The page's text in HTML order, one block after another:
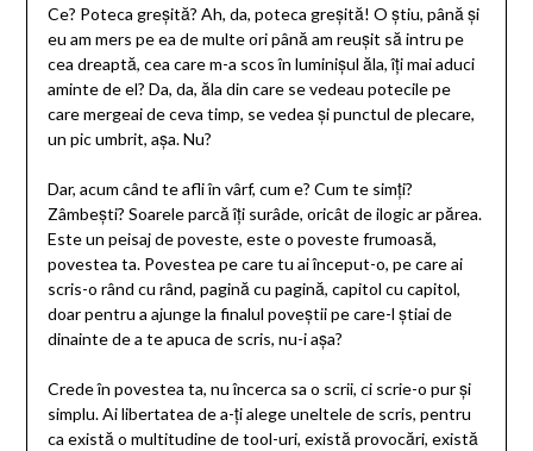
Ce? Poteca greșită? Ah, da, poteca greșită! O știu, până și
eu am mers pe ea de multe ori până am reușit să intru pe
cea dreaptă, cea care m-a scos în luminișul ăla, îți mai aduci
aminte de el? Da, da, ăla din care se vedeau potecile pe
care mergeai de ceva timp, se vedea și punctul de plecare,
un pic umbrit, așa. Nu?
Dar, acum când te afli în vârf, cum e? Cum te simți?
Zâmbești? Soarele parcă îți surâde, oricât de ilogic ar părea.
Este un peisaj de poveste, este o poveste frumoasă,
povestea ta. Povestea pe care tu ai început-o, pe care ai
scris-o rând cu rând, pagină cu pagină, capitol cu capitol,
doar pentru a ajunge la finalul poveștii pe care-l știai de
dinainte de a te apuca de scris, nu-i așa?
Crede în povestea ta, nu încerca sa o scrii, ci scrie-o pur și
simplu. Ai libertatea de a-ți alege uneltele de scris, pentru
ca există o multitudine de tool-uri, există provocări, există